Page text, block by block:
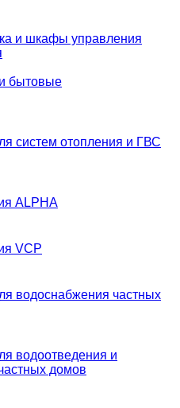
и шкафы управления
бытовые
систем отопления и ГВС
ALPHA
VCP
водоснабжения частных
водоотведения и
домов